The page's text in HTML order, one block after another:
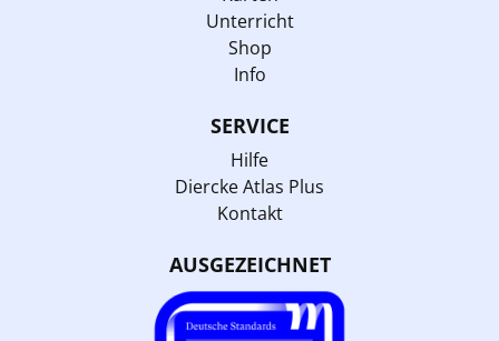
Unterricht
Shop
Info
SERVICE
Hilfe
Diercke Atlas Plus
Kontakt
AUSGEZEICHNET